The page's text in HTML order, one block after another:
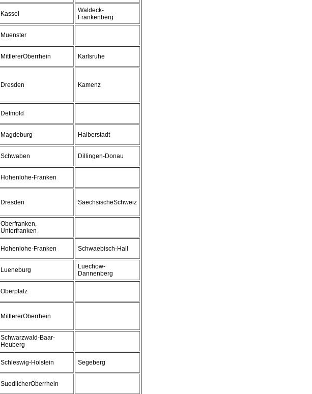
Kassel
Waldeck-
Frankenberg
Muenster
MittlererOberrhein Karlsruhe
Dresden Kamenz
Detmold
Magdeburg Halberstadt
Schwaben Dillingen-Donau
Hohenlohe-Franken
Dresden SaechsischeSchweiz
Oberfranken,
Unterfranken
Hohenlohe-Franken Schwaebisch-Hall
Lueneburg
Luechow-
Dannenberg
Oberpfalz
MittlererOberrhein
Schwarzwald-Baar-
Heuberg
Schleswig-Holstein Segeberg
SuedlicherOberrhein